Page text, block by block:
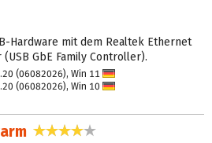
Hardware mit dem Realtek Ethernet
GbE Family Controller).
(06082026), Win 11
(06082026), Win 10
3,8 Sterne